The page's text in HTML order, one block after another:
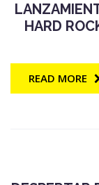
HARD
READ MORE